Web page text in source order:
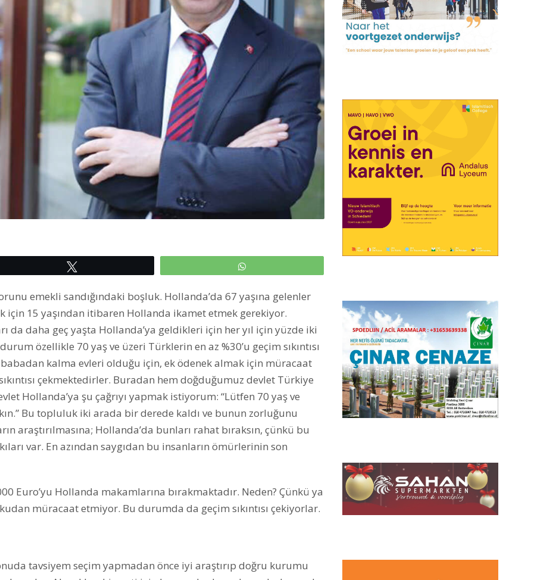
emekli sandığındaki boşluk. Hollanda’da 67 yaşına gelenler
15 yaşından itibaren Hollanda ikamet etmek gerekiyor.
daha geç yaşta Hollanda’ya geldikleri için her yıl için yüzde iki
özellikle 70 yaş ve üzeri Türklerin en az %30’u geçim sıkıntısı
kalma evleri olduğu için, ek ödenek almak için müracaat
çekmektedirler. Buradan hem doğduğumuz devlet Türkiye
Hollanda’ya şu çağrıyı yapmak istiyorum: “Lütfen 70 yaş ve
Bu topluluk iki arada bir derede kaldı ve bunun zorluğunu
araştırılmasına; Hollanda’da bunları rahat bıraksın, çünkü bu
var. En azından saygıdan bu insanların ömürlerinin son
Euro’yu Hollanda makamlarına bırakmaktadır. Neden? Çünkü ya
müracaat etmiyor. Bu durumda da geçim sıkıntısı çekiyorlar.
tavsiyem seçim yapmadan önce iyi araştırıp doğru kurumu